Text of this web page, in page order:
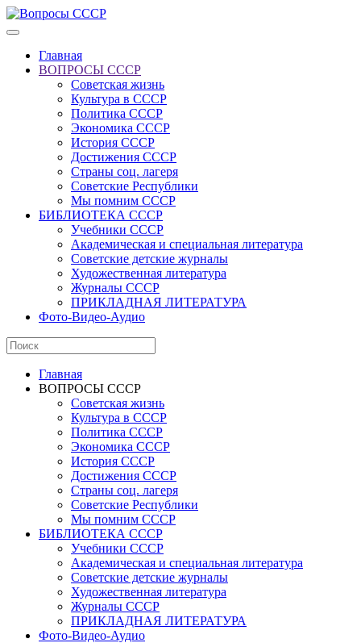
Главная
ВОПРОСЫ СССР
Советская жизнь
Культура в СССР
Политика СССР
Экономика СССР
История СССР
Достижения СССР
Страны соц. лагеря
Советские Республики
Мы помним СССР
БИБЛИОТЕКА СССР
Учебники СССР
Академическая и специальная литература
Советские детские журналы
Художественная литература
Журналы СССР
ПРИКЛАДНАЯ ЛИТЕРАТУРА
Фото-Видео-Аудио
Главная
ВОПРОСЫ СССР
Советская жизнь
Культура в СССР
Политика СССР
Экономика СССР
История СССР
Достижения СССР
Страны соц. лагеря
Советские Республики
Мы помним СССР
БИБЛИОТЕКА СССР
Учебники СССР
Академическая и специальная литература
Советские детские журналы
Художественная литература
Журналы СССР
ПРИКЛАДНАЯ ЛИТЕРАТУРА
Фото-Видео-Аудио